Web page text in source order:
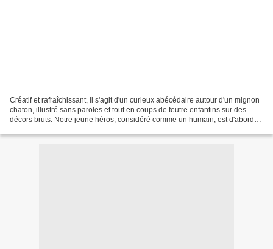
Créatif et rafraîchissant, il s'agit d'un curieux abécédaire autour d'un mignon
chaton, illustré sans paroles et tout en coups de feutre enfantins sur des
décors bruts. Notre jeune héros, considéré comme un humain, est d'abord